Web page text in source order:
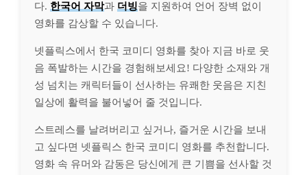
다. 한국어 자막과 더빙을 지원하여 언어 장벽 없이
영화를 감상할 수 있습니다.
넷플릭스에서 한국 코미디 영화를 찾아 지금 바로 웃
음 폭발하는 시간을 경험해보세요! 다양한 소재와 개
성 넘치는 캐릭터들이 선사하는 유쾌한 웃음은 지친
일상에 활력을 불어넣어 줄 것입니다.
스트레스를 날려버리고 싶거나, 즐거운 시간을 보내
고 싶다면 넷플릭스 한국 코미디 영화를 추천합니다.
영화 속 유머와 감동은 당신에게 큰 기쁨을 선사할 것